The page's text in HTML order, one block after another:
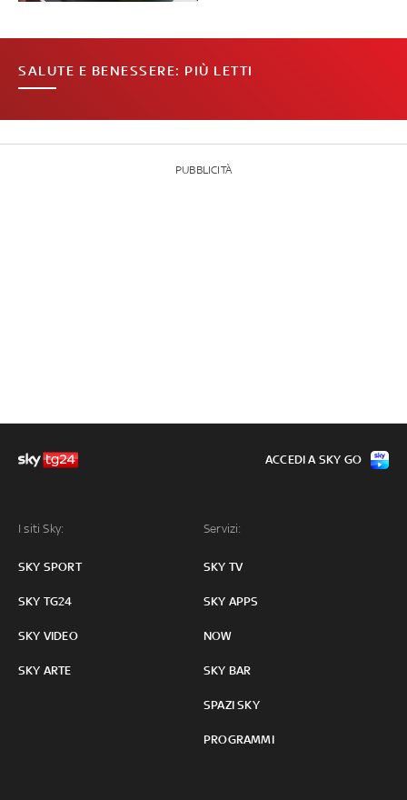
SALUTE E BENESSERE: PIÙ LETTI
PUBBLICITÀ
I siti Sky:
SKY SPORT
SKY TG24
SKY VIDEO
SKY ARTE
Servizi:
SKY TV
SKY APPS
NOW
SKY BAR
SPAZI SKY
PROGRAMMI
ACCEDI A SKY GO